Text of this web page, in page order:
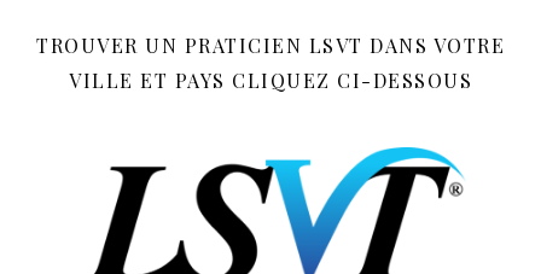
TROUVER UN PRATICIEN LSVT DANS VOTRE
VILLE ET PAYS CLIQUEZ CI-DESSOUS